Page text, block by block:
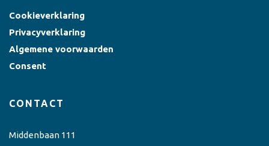
Cookieverklaring
Privacyverklaring
Algemene voorwaarden
Consent
CONTACT
Middenbaan 111